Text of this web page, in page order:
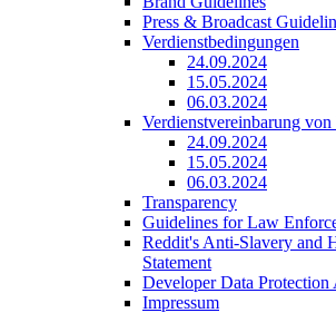
Press & Broadcast
Verdienstbedingungen
24.09.2024
15.05.2024
06.03.2024
Verdienstvereinbarung
24.09.2024
15.05.2024
06.03.2024
Transparency
Guidelines for Law
Reddit's Anti-Slavery and
Statement
Developer Data Protection
Impressum